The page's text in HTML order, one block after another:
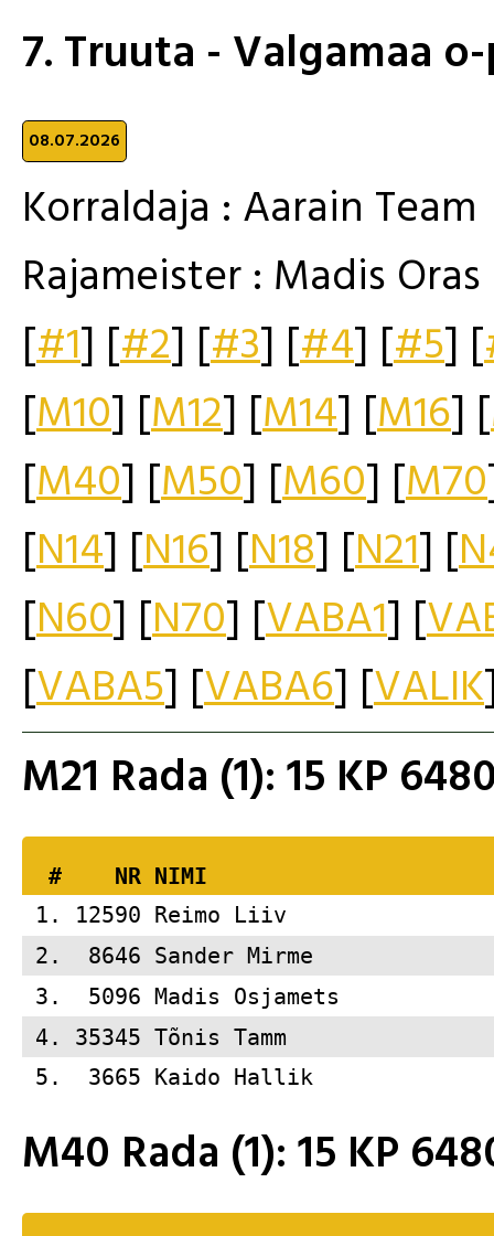
7. Truuta - Valgamaa
08.07.2026
Korraldaja : Aarain Team
Rajameister : Madis Oras
[#1] [#2] [#3] [#4] [#5] [
[M10] [M12] [M14] [M16] [
[M40] [M50] [M60] [M70
[N14] [N16] [N18] [N21] [
[N60] [N70] [VABA1] [
[VABA5] [VABA6] [VALIK
M21 Rada (1): 15 KP
  #    NR
NIMI
1. 12590 Reimo Liiv
2.  8646 Sander Mirme
3.  5096 Madis Osjamets
4. 35345 Tõnis Tamm
5.  3665 Kaido Hallik
M40 Rada (1): 15 KP